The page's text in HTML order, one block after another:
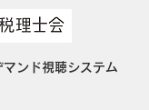
ンド視聴システム